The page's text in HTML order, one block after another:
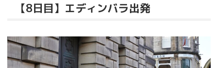
【8日目】エディンバラ出発